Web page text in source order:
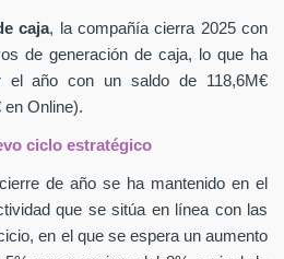
caja, la compañía cierra 2025 con
de generación de caja, lo que ha
el año con un saldo de 118,6M€
en Online).
ciclo estratégico
de año se ha mantenido en el
que se sitúa en línea con las
en el que se espera un aumento